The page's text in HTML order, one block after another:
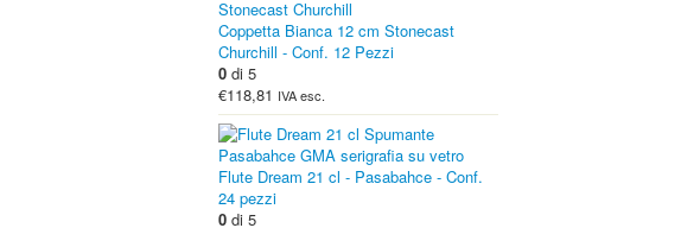
Coppetta Bianca 12 cm Stonecast
Churchill - Conf. 12 Pezzi
0 di 5
€118,81 IVA esc.
Flute Dream 21 cl - Pasabahce - Conf.
24 pezzi
0 di 5